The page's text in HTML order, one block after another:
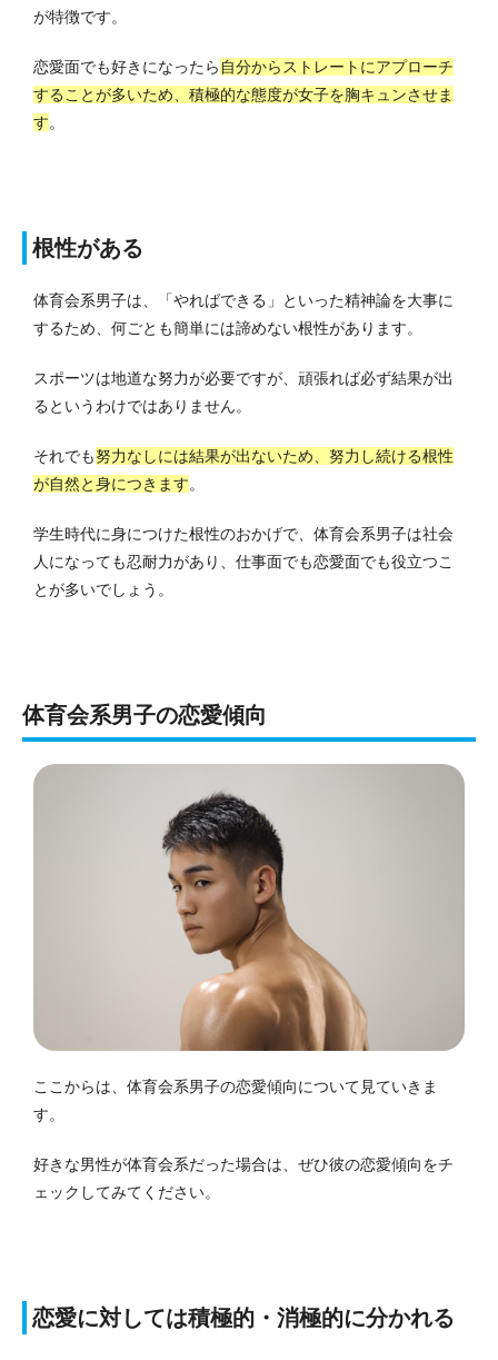
が特徴です。
恋愛面でも好きになったら 自分からストレートにアプローチ
することが多いため、積極的な態度が女子を胸キュンさせま
す。
根性がある
体育会系男子は、「やればできる」といった精神論を大事に
するため、何ごとも簡単には諦めない根性があります。
スポーツは地道な努力が必要ですが、頑張れば必ず結果が出
るというわけではありません。
それでも努力なしには結果が出ないため、努力し続ける根性
が自然と身につきます。
学生時代に身につけた根性のおかげで、体育会系男子は社会
人になっても忍耐力があり、仕事面でも恋愛面でも役立つこ
とが多いでしょう。
体育会系男子の恋愛傾向
ここからは、体育会系男子の恋愛傾向について見ていきま
す。
好きな男性が体育会系だった場合は、ぜひ彼の恋愛傾向をチ
ェックしてみてください。
恋愛に対しては積極的・消極的に分かれる